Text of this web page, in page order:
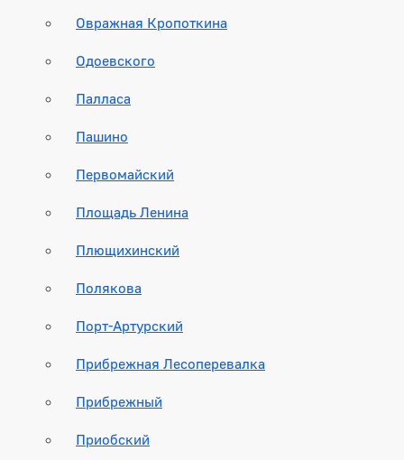
Овражная Кропоткина
Одоевского
Палласа
Пашино
Первомайский
Площадь Ленина
Плющихинский
Полякова
Порт-Артурский
Прибрежная Лесоперевалка
Прибрежный
Приобский